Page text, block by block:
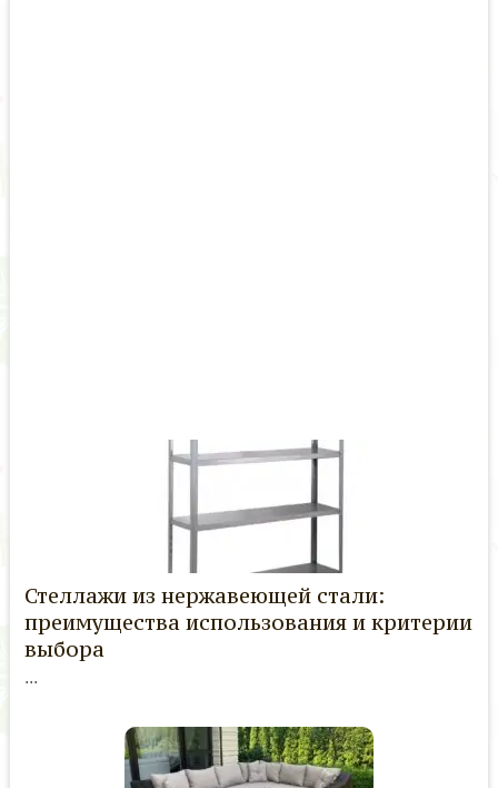
Стеллажи из нержавеющей стали:
преимущества использования и критерии
выбора
...